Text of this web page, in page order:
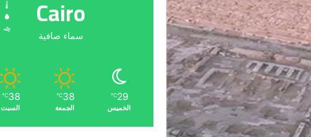
Cairo
سماء صافية
29
℃
الخميس
38
℃
الجمعة
38
℃
السبت